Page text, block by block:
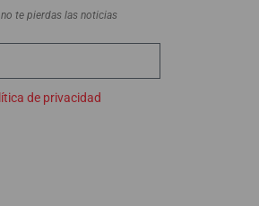
te pierdas las noticias
de privacidad